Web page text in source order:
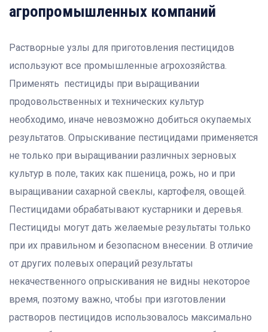
агропромышленных компаний
Растворные узлы для приготовления пестицидов
используют все промышленные агрохозяйства.
Применять пестициды при выращивании
продовольственных и технических культур
необходимо, иначе невозможно добиться окупаемых
результатов. Опрыскивание пестицидами применяется
не только при выращивании различных зерновых
культур в поле, таких как пшеница, рожь, но и при
выращивании сахарной свеклы, картофеля, овощей.
Пестицидами обрабатывают кустарники и деревья.
Пестициды могут дать желаемые результаты только
при их правильном и безопасном внесении. В отличие
от других полевых операций результаты
некачественного опрыскивания не видны некоторое
время, поэтому важно, чтобы при изготовлении
растворов пестицидов использовалось максимально